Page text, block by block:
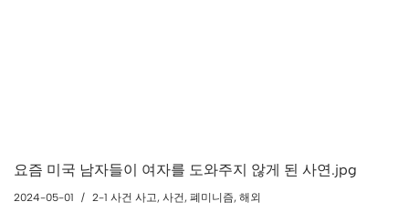
요즘 미국 남자들이 여자를 도와주지 않게 된 사연.jpg
2024-05-01 2-1 사건 사고, 사건, 폐미니즘, 해외